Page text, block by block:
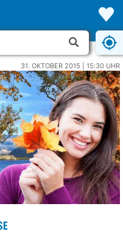
31. OKTOBER 2015 | 15:30 UHR